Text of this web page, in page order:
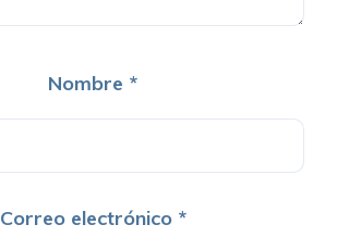
Nombre *
Correo electrónico *